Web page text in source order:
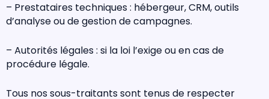
– Prestataires techniques : hébergeur, CRM, outils
d’analyse ou de gestion de campagnes.
– Autorités légales : si la loi l’exige ou en cas de
procédure légale.
Tous nos sous-traitants sont tenus de respecter